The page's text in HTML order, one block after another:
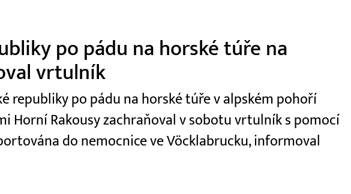
po pádu na horské túře na
vrtulník
republiky po pádu na horské túře v alpském pohoří
Horní Rakousy zachraňoval v sobotu vrtulník s pomocí
do nemocnice ve Vöcklabrucku, informoval